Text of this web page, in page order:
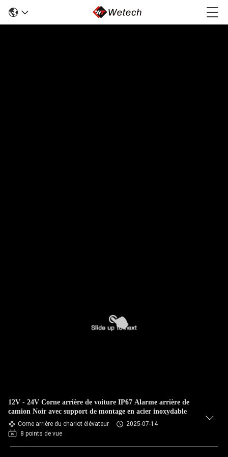
12V - 24V Corne arrière de voiture IP67 Alarme arrière de
camion Noir avec support de montage en acier inoxydable
Corne arrière du chariot élévateur
2025-07-14
8 points de vue